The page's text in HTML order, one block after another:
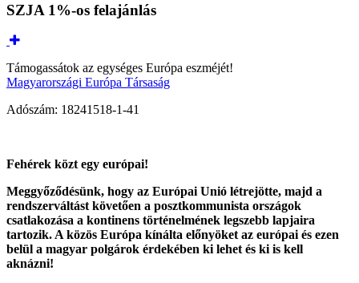
SZJA 1%-os felajánlás
Támogassátok az egységes Európa eszméjét!
Magyarországi Európa Társaság
Adószám: 18241518-1-41
Fehérek közt egy európai!
Meggyőződésünk, hogy az Európai Unió létrejötte, majd a
rendszerváltást követően a posztkommunista országok
csatlakozása a kontinens történelmének legszebb lapjaira
tartozik. A közös Európa kínálta előnyöket az európai és ezen
belül a magyar polgárok érdekében ki lehet és ki is kell
aknázni!